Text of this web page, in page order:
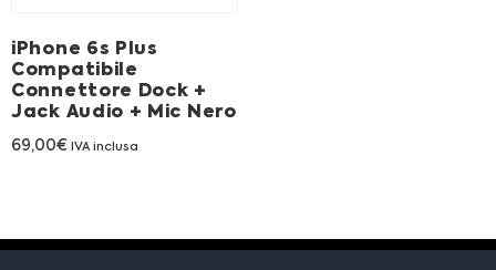
iPhone 6s Plus
Compatibile
Connettore Dock +
Jack Audio + Mic Nero
69,00€ IVA inclusa